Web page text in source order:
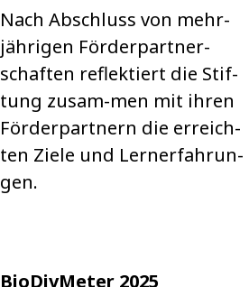
Nach Abschluss von mehr­
jäh­ri­gen För­der­part­ner­
schaf­ten reflek­tiert die Stif­
tung zusam-men mit ihren
För­der­part­nern die erreich­
ten Ziele und Lern­erfah­run­
gen.
BioDivMeter 2025